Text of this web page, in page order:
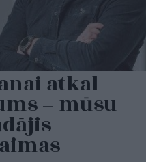
atkal
– mūsu